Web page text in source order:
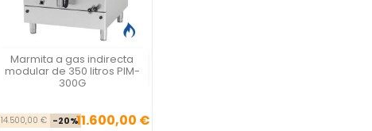
Marmita a gas indirecta
modular de 350 litros PIM-
300G
Precio base
14.500,00 € -20% Precio
11.600,00 €

Vista rápida